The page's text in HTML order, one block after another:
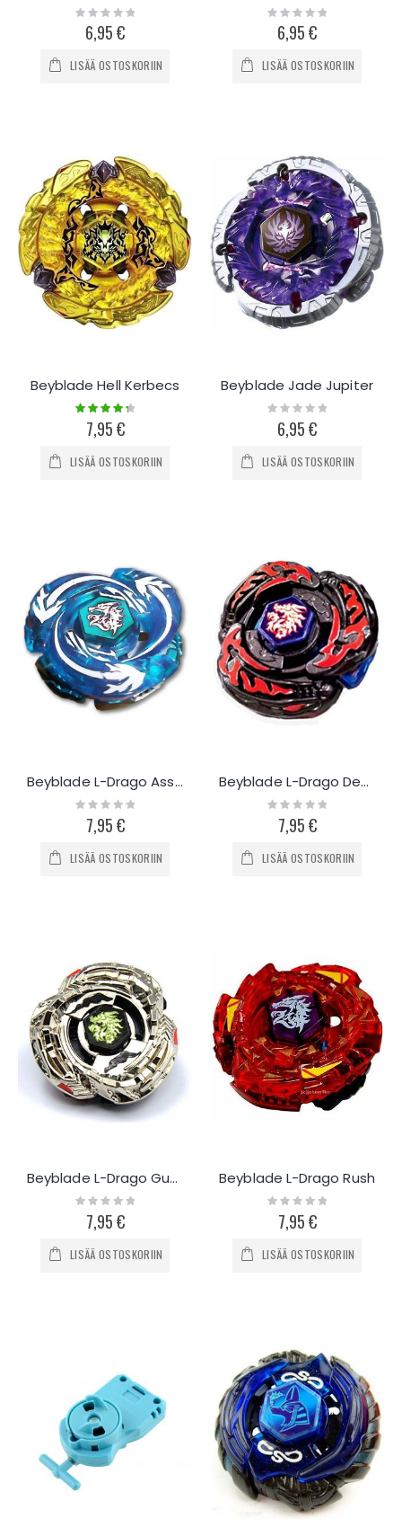
Rating:
0%6,95 €
LISÄÄ OSTOSKORIIN
Rating:
0%6,95 €
LISÄÄ OSTOSKORIIN
Beyblade Hell Kerbecs
Rating:
90%
7,95 €
LISÄÄ OSTOSKORIIN
Beyblade Jade Jupiter
Rating:
0%6,95 €
LISÄÄ OSTOSKORIIN
Beyblade L-Drago Assault
Rating:
0%7,95 €
LISÄÄ OSTOSKORIIN
Beyblade L-Drago Destroy
Rating:
0%7,95 €
LISÄÄ OSTOSKORIIN
Beyblade L-Drago Guardian
Rating:
0%7,95 €
LISÄÄ OSTOSKORIIN
Beyblade L-Drago Rush
Rating:
0%7,95 €
LISÄÄ OSTOSKORIIN